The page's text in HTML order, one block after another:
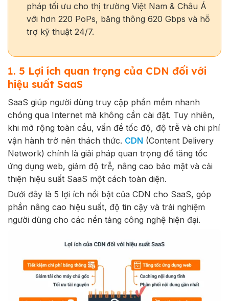
pháp tối ưu cho thị trường Việt Nam & Châu Á
với hơn 220 PoPs, băng thông 620 Gbps và hỗ
trợ kỹ thuật 24/7.
1. 5 Lợi ích quan trọng của CDN đối với
hiệu suất SaaS
SaaS giúp người dùng truy cập phần mềm nhanh
chóng qua Internet mà không cần cài đặt. Tuy nhiên,
khi mở rộng toàn cầu, vấn đề tốc độ, độ trễ và chi phí
vận hành trở nên thách thức. CDN (Content Delivery
Network) chính là giải pháp quan trọng để tăng tốc
ứng dụng web, giảm độ trễ, nâng cao bảo mật và cải
thiện hiệu suất SaaS một cách toàn diện.
Dưới đây là 5 lợi ích nổi bật của CDN cho SaaS, góp
phần nâng cao hiệu suất, độ tin cậy và trải nghiệm
người dùng cho các nền tảng công nghệ hiện đại.